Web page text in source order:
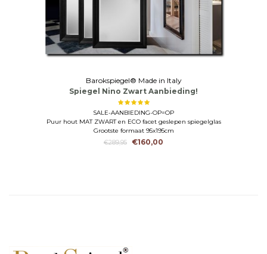
Barokspiegel® Made in Italy
Spiegel Nino Zwart Aanbieding!
SALE-AANBIEDING-OP=OP
Puur hout MAT ZWART en ECO facet geslepen spiegelglas
Grootste formaat 95x195cm
€289,95
€160,00